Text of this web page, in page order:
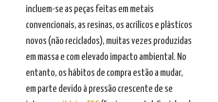
incluem-se as peças feitas em metais
convencionais, as resinas, os acrílicos e plásticos
novos (não reciclados), muitas vezes produzidas
em massa e com elevado impacto ambiental. No
entanto, os hábitos de compra estão a mudar,
em parte devido à pressão crescente de se